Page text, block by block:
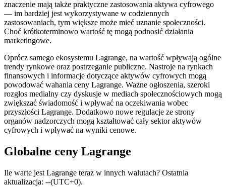
znaczenie mają także praktyczne zastosowania aktywa cyfrowego
— im bardziej jest wykorzystywane w codziennych
zastosowaniach, tym większe może mieć uznanie społeczności.
Choć krótkoterminowo wartość tę mogą podnosić działania
marketingowe.
Oprócz samego ekosystemu Lagrange, na wartość wpływają ogólne
trendy rynkowe oraz postrzeganie publiczne. Nastroje na rynkach
finansowych i informacje dotyczące aktywów cyfrowych mogą
powodować wahania ceny Lagrange. Ważne ogłoszenia, szeroki
rozgłos medialny czy dyskusje w mediach społecznościowych mogą
zwiększać świadomość i wpływać na oczekiwania wobec
przyszłości Lagrange. Dodatkowo nowe regulacje ze strony
organów nadzorczych mogą kształtować cały sektor aktywów
cyfrowych i wpływać na wyniki cenowe.
Globalne ceny Lagrange
Ile warte jest Lagrange teraz w innych walutach? Ostatnia
aktualizacja: --(UTC+0).